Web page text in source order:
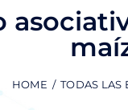
HOME TODAS LAS